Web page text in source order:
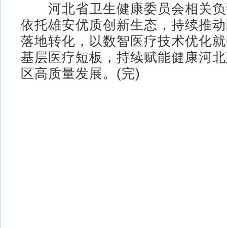
河北省卫生健康委员会相关负
依托雄安优质创新生态，持续推
落地转化，以数智医疗技术优化
基层医疗短板，持续赋能健康河
区高质量发展。(完)